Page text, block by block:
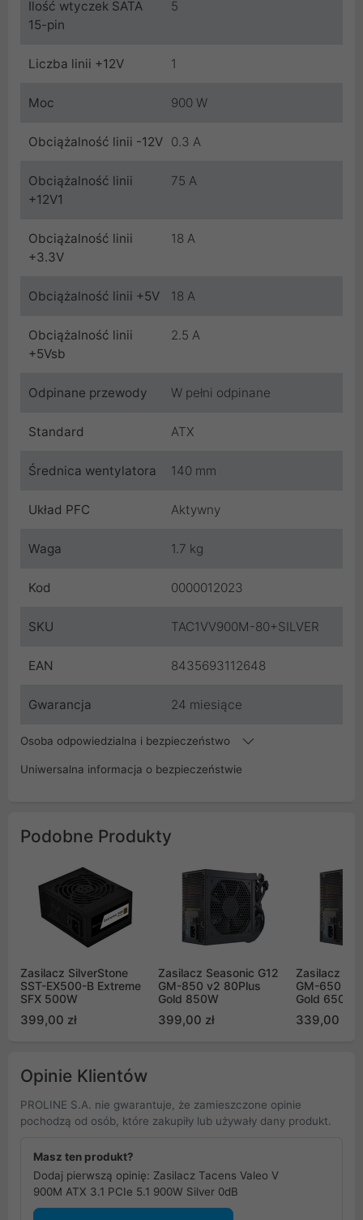
Ilość wtyczek SATA
15-pin
5
Liczba linii +12V 1
Moc 900 W
Obciążalność linii -12V 0.3 A
Obciążalność linii
+12V1
75 A
Obciążalność linii
+3.3V
18 A
Obciążalność linii +5V 18 A
Obciążalność linii
+5Vsb
2.5 A
Odpinane przewody W pełni odpinane
Standard ATX
Średnica wentylatora 140 mm
Układ PFC Aktywny
Waga 1.7 kg
Kod 0000012023
SKU TAC1VV900M-80+SILVER
EAN 8435693112648
Gwarancja 24 miesiące
Osoba odpowiedzialna i bezpieczeństwo
Uniwersalna informacja o bezpieczeństwie
Podobne Produkty
Zasilacz SilverStone
SST-EX500-B Extreme
SFX 500W
399,00 zł
Zasilacz Seasonic G12
GM-850 v2 80Plus
Gold 850W
399,00 zł
Zasilacz
GM-650 v2
Gold 650W
339,00 zł
Opinie Klientów
PROLINE S.A. nie gwarantuje, że zamieszczone opinie
pochodzą od osób, które zakupiły lub używały dany produkt.
Masz ten produkt?
Dodaj pierwszą opinię: Zasilacz Tacens Valeo V
900M ATX 3.1 PCIe 5.1 900W Silver 0dB